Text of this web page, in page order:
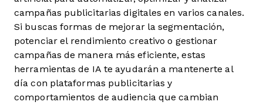
campañas publicitarias digitales en varios canales.
Si buscas formas de mejorar la segmentación,
potenciar el rendimiento creativo o gestionar
campañas de manera más eficiente, estas
herramientas de IA te ayudarán a mantenerte al
día con plataformas publicitarias y
comportamientos de audiencia que cambian